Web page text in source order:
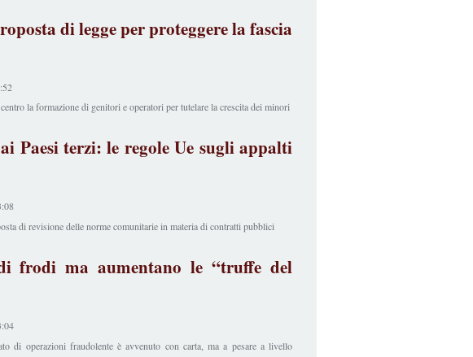
di legge per proteggere la fascia
la formazione di genitori e operatori per tutelare la crescita dei minori
Paesi terzi: le regole Ue sugli appalti
di revisione delle norme comunitarie in materia di contratti pubblici
frodi ma aumentano le “truffe del
di operazioni fraudolente è avvenuto con carta, ma a pesare a livello